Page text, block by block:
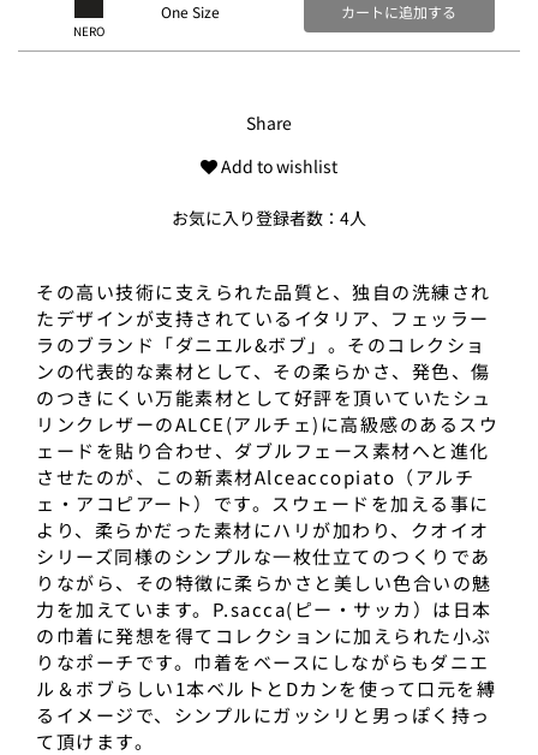
NERO
One Size カートに追加する
Share
Add to wishlist
お気に入り登録者数：4人
その高い技術に支えられた品質と、独自の洗練され
たデザインが支持されているイタリア、フェッラー
ラのブランド「ダニエル&ボブ」。そのコレクショ
ンの代表的な素材として、その柔らかさ、発色、傷
のつきにくい万能素材として好評を頂いていたシュ
リンクレザーのALCE(アルチェ)に高級感のあるスウ
ェードを貼り合わせ、ダブルフェース素材へと進化
させたのが、この新素材Alceaccopiato（アルチ
ェ・アコピアート）です。スウェードを加える事に
より、柔らかだった素材にハリが加わり、クオイオ
シリーズ同様のシンプルな一枚仕立てのつくりであ
りながら、その特徴に柔らかさと美しい色合いの魅
力を加えています。P.sacca(ピー・サッカ）は日本
の巾着に発想を得てコレクションに加えられた小ぶ
りなポーチです。巾着をベースにしながらもダニエ
ル＆ボブらしい1本ベルトとDカンを使って口元を縛
るイメージで、シンプルにガッシリと男っぽく持っ
て頂けます。